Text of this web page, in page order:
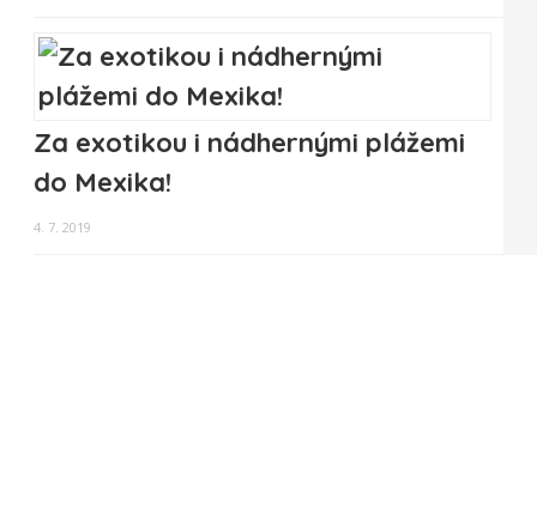
Za exotikou i nádhernými plážemi
do Mexika!
4. 7. 2019